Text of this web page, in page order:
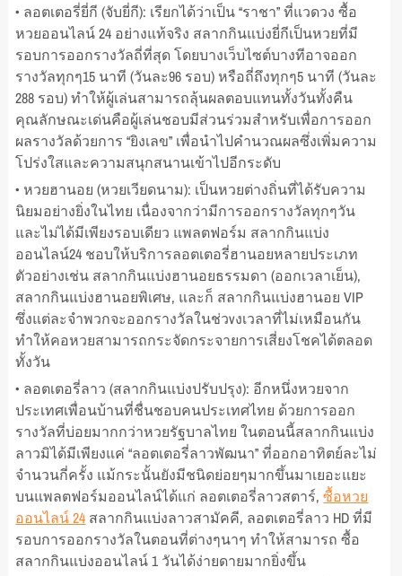
• ลอตเตอรี่ยี่กี (จับยี่กี): เรียกได้ว่าเป็น “ราชา” ที่แวดวง ซื้อ
หวยออนไลน์ 24 อย่างแท้จริง สลากกินแบ่งยี่กีเป็นหวยที่มี
รอบการออกรางวัลถี่ที่สุด โดยบางเว็บไซต์บางทีอาจออก
รางวัลทุกๆ15 นาที (วันละ96 รอบ) หรือถี่ถึงทุกๆ5 นาที (วันละ
288 รอบ) ทำให้ผู้เล่นสามารถลุ้นผลตอบแทนทั้งวันทั้งคืน
คุณลักษณะเด่นคือผู้เล่นชอบมีส่วนร่วมสำหรับเพื่อการออก
ผลรางวัลด้วยการ “ยิงเลข” เพื่อนำไปคำนวณผลซึ่งเพิ่มความ
โปร่งใสและความสนุกสนานเข้าไปอีกระดับ
• หวยฮานอย (หวยเวียดนาม): เป็นหวยต่างถิ่นที่ได้รับความ
นิยมอย่างยิ่งในไทย เนื่องจากว่ามีการออกรางวัลทุกๆวัน
และไม่ได้มีเพียงรอบเดียว แพลตฟอร์ม สลากกินแบ่ง
ออนไลน์24 ชอบให้บริการลอตเตอรี่ฮานอยหลายประเภท
ตัวอย่างเช่น สลากกินแบ่งฮานอยธรรมดา (ออกเวลาเย็น),
สลากกินแบ่งฮานอยพิเศษ, และก็ สลากกินแบ่งฮานอย VIP
ซึ่งแต่ละจำพวกจะออกรางวัลในช่วvงเวลาที่ไม่เหมือนกัน
ทำให้คอหวยสามารถกระจัดกระจายการเสี่ยงโชคได้ตลอด
ทั้งวัน
• ลอตเตอรี่ลาว (สลากกินแบ่งปรับปรุง): อีกหนึ่งหวยจาก
ประเทศเพื่อนบ้านที่ชื่นชอบคนประเทศไทย ด้วยการออก
รางวัลที่บ่อยมากกว่าหวยรัฐบาลไทย ในตอนนี้สลากกินแบ่ง
ลาวมิได้มีเพียงแค่ “ลอตเตอรี่ลาวพัฒนา” ที่ออกอาทิตย์ละไม่
จำนวนกี่ครั้ง แม้กระนั้นยังมีชนิดย่อยๆมากขึ้นมาเยอะแยะ
บนแพลตฟอร์มออนไลน์ได้แก่ ลอตเตอรี่ลาวสตาร์,ซื้อหวย
ออนไลน์ 24 สลากกินแบ่งลาวสามัคคี, ลอตเตอรี่ลาว HD ที่มี
รอบการออกรางวัลในตอนที่ต่างๆนาๆ ทำให้สามารถ ซื้อ
สลากกินแบ่งออนไลน์ 1 วันได้ง่ายดายมากยิ่งขึ้น